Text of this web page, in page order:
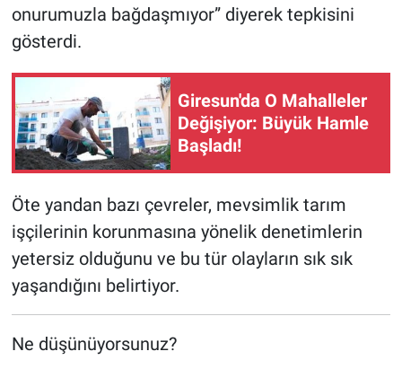
onurumuzla bağdaşmıyor” diyerek tepkisini
gösterdi.
Giresun'da O Mahalleler
Değişiyor: Büyük Hamle
Başladı!
Öte yandan bazı çevreler, mevsimlik tarım
işçilerinin korunmasına yönelik denetimlerin
yetersiz olduğunu ve bu tür olayların sık sık
yaşandığını belirtiyor.
Ne düşünüyorsunuz?